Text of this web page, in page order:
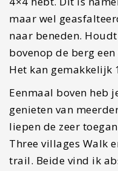
heerlijk ontbijtbuffet
Dag 9: De
Sands
Op dag negen van
Oman is het tijd voor
deze vakantie,
er meerdere opties